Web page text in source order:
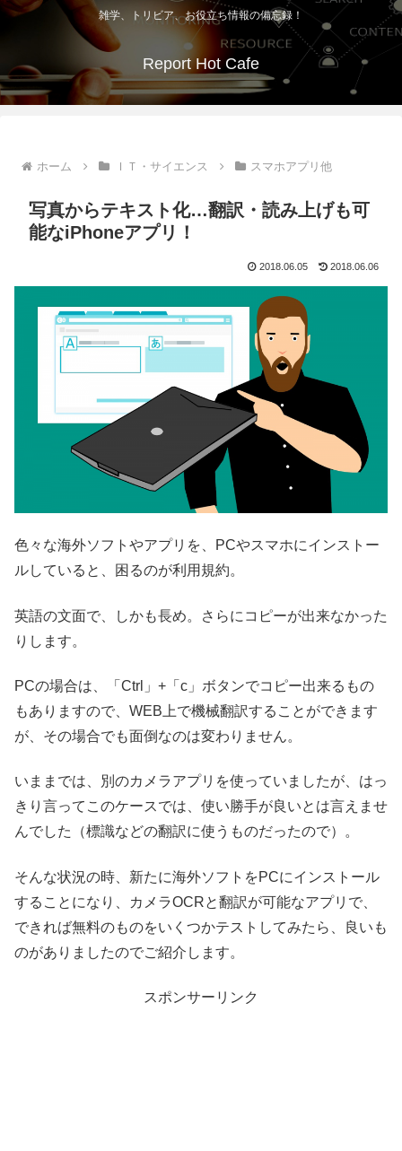
雑学、トリビア、お役立ち情報の備忘録！
Report Hot Cafe
ホーム ＩＴ・サイエンス スマホアプリ他
写真からテキスト化…翻訳・読み上げも可
能なiPhoneアプリ！
2018.06.05 2018.06.06
色々な海外ソフトやアプリを、PCやスマホにインストー
ルしていると、困るのが利用規約。
英語の文面で、しかも長め。さらにコピーが出来なかった
りします。
PCの場合は、「Ctrl」+「c」ボタンでコピー出来るもの
もありますので、WEB上で機械翻訳することができます
が、その場合でも面倒なのは変わりません。
いままでは、別のカメラアプリを使っていましたが、はっ
きり言ってこのケースでは、使い勝手が良いとは言えませ
んでした（標識などの翻訳に使うものだったので）。
そんな状況の時、新たに海外ソフトをPCにインストール
することになり、カメラOCRと翻訳が可能なアプリで、
できれば無料のものをいくつかテストしてみたら、良いも
のがありましたのでご紹介します。
スポンサーリンク